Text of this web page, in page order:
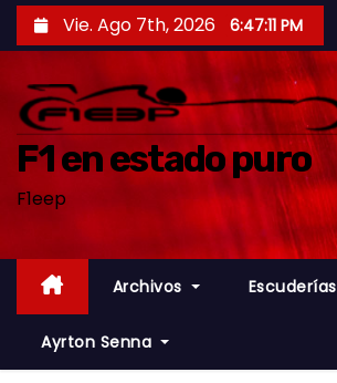
a
c
Vie. Ago 7th, 2026 6:47:12 PM
F1 en estado puro
F1eep
Archivos Escuderías
Ayrton Senna